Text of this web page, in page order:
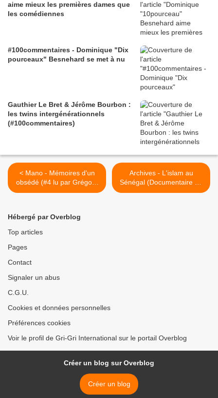
aime mieux les premières dames que
les comédiennes
#100commentaires - Dominique "Dix
pourceaux" Besnehard se met à nu
Gauthier Le Bret & Jérôme Bourbon :
les twins intergénérationnels
(#100commentaires)
< Mano - Mémoires d'un
obsédé (#4 lu par Grégory
Protche)
Archives - L'islam au
Sénégal (Documentaire de
Jean-Claude Diserens et
Hébergé par Overblog
Top articles
Pages
Contact
Signaler un abus
C.G.U.
Cookies et données personnelles
Préférences cookies
Voir le profil de Gri-Gri International sur le portail Overblog
Créer un blog sur Overblog
Créer un blog